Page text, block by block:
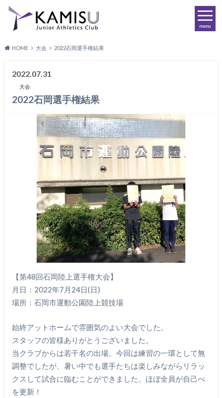
menu
HOME 大会 2022石岡選手権結果
2022.07.31
大会
2022石岡選手権結果
【第48回石岡陸上選手権大会】
月日：2022年7月24日(日)
場所：石岡市運動公園陸上競技場
始終アットホームで雰囲気のよい大会でした。
スタッフの皆様ありがとうございました。
当クラブからは若干名の出場。今回は練習の一環として無
調整でしたが、暑い中でも選手たちは楽しみながらリラッ
クスして試合に臨むことができました。ほぼ全員が自己べ
を更新！